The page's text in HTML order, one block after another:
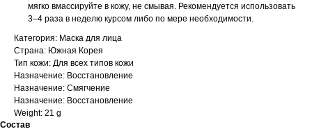
мягко вмассируйте в кожу, не смывая. Рекомендуется использовать
3–4 раза в неделю курсом либо по мере необходимости.
Категория: Маска для лица
Страна: Южная Корея
Тип кожи: Для всех типов кожи
Назначение: Восстановление
Назначение: Смягчение
Назначение: Восстановление
Weight: 21 g
Состав